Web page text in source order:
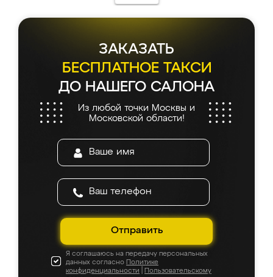
ЗАКАЗАТЬ
БЕСПЛАТНОЕ ТАКСИ
ДО НАШЕГО САЛОНА
Из любой точки Москвы и
Московской области!
Отправить
Я соглашаюсь на передачу персональных
данных согласно Политике
конфиденциальности
Пользовательскому